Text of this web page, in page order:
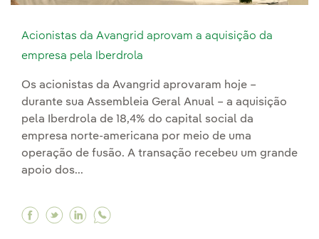
Acionistas da Avangrid aprovam a aquisição da
empresa pela Iberdrola
Os acionistas da Avangrid aprovaram hoje –
durante sua Assembleia Geral Anual – a aquisição
pela Iberdrola de 18,4% do capital social da
empresa norte-americana por meio de uma
operação de fusão. A transação recebeu um grande
apoio dos...
Facebook Acionistas da Avangrid aprovam a
Twitter Acionistas da Avangrid aprovam
Linkedin Acionistas da Avangrid